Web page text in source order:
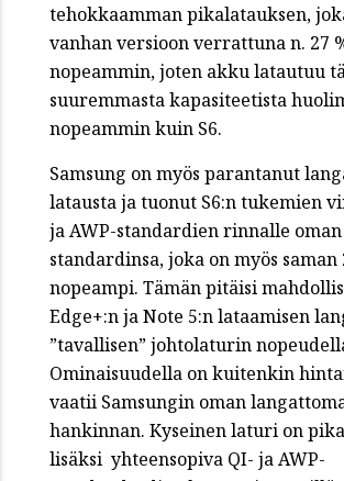
tehokkaamman pikalatauksen,
vanhan versioon verrattuna n. 27
nopeammin, joten akku latautuu
suuremmasta kapasiteetista
nopeammin kuin S6.
Samsung on myös parantanut
latausta ja tuonut S6:n tukemien
ja AWP-standardien rinnalle oman
standardinsa, joka on myös saman
nopeampi. Tämän pitäisi
Edge+:n ja Note 5:n lataamisen
”tavallisen” johtolaturin
Ominaisuudella on kuitenkin
vaatii Samsungin oman
hankinnan. Kyseinen laturi on
lisäksi yhteensopiva QI- ja AWP-